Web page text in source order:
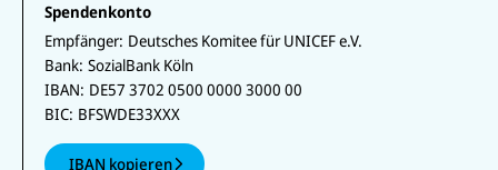
Spendenkonto
Empfänger: Deutsches Komitee für UNICEF e.V.
Bank: SozialBank Köln
IBAN: DE57 3702 0500 0000 3000 00
BIC: BFSWDE33XXX
IBAN kopieren